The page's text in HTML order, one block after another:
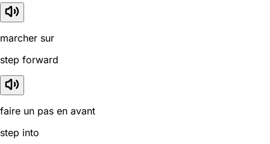
marcher sur
step forward
faire un pas en avant
step into